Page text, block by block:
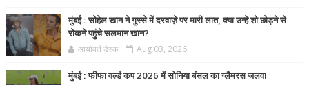
मुंबई : सोहेल खान ने गुस्से में दरवाज़े पर मारी लात, क्या उन्हें शो छोड़ने से
रोकने पहुंचे सलमान खान?
आर्यावर्त डेस्क Aug 03, 2026
मुंबई : फीफा वर्ल्ड कप 2026 में सोनिया बंसल का ग्लैमरस जलवा